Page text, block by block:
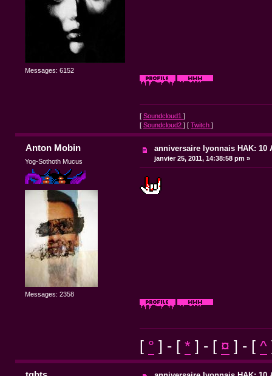
Messages: 6152
[ Soundcloud1 ]
[ Soundcloud2 ] [ Twitch ]
Anton Mobin
Yog-Sothoth Mucus
Messages: 2358
anniversaire lyonnais HAK: 10
janvier 25, 2011, 14:38:58 pm »
[ ° ] - [ *] - [ ¤ ] - [ ^